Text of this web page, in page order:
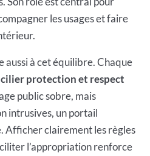
les usages et faire
aussi à cet équilibre. Chaque
protection et respect
public sobre, mais
intrusives, un portail
Afficher clairement les règles
l’appropriation renforce